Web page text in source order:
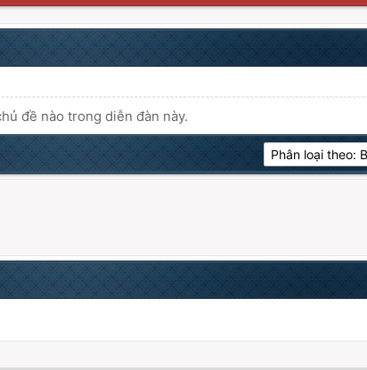
đề nào trong diễn đàn này.